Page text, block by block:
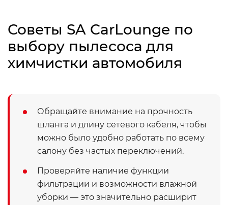
Советы SA CarLounge по
выбору пылесоса для
химчистки автомобиля
Обращайте внимание на прочность
шланга и длину сетевого кабеля, чтобы
можно было удобно работать по всему
салону без частых переключений.
Проверяйте наличие функции
фильтрации и возможности влажной
уборки — это значительно расширит